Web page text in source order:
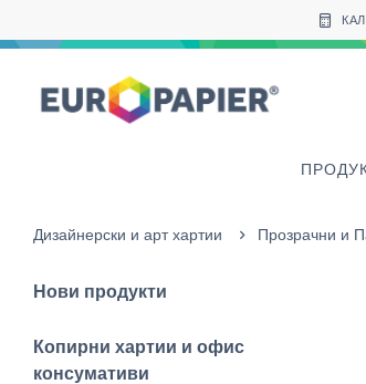
Дизайнерски и арт хартии Прозрачни и
Нови продукти
Копирни хартии и офис
консумативи